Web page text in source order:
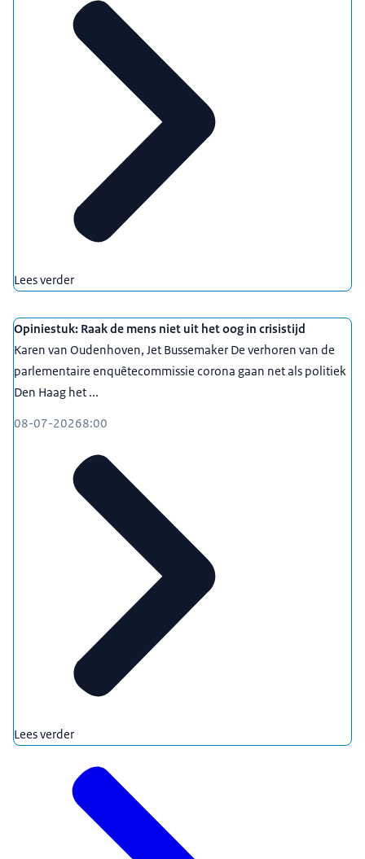
Lees verder
Opiniestuk: Raak de mens niet uit het oog in crisistijd
Karen van Oudenhoven, Jet Bussemaker De verhoren van de
parlementaire enquêtecommissie corona gaan net als politiek
Den Haag het ...
08-07-20268:00
Lees verder